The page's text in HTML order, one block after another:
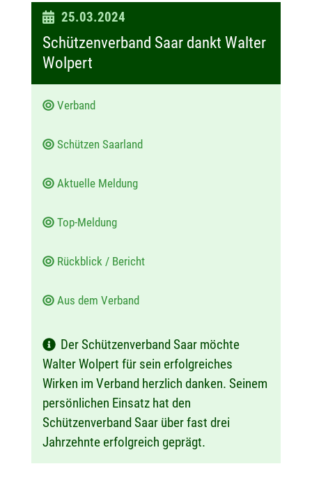
D
a
:
25.03.2024
Schützenverband Saar dankt Walter
Wolpert
Verband
Schützen Saarland
Aktuelle Meldung
Top-Meldung
Rückblick / Bericht
Aus dem Verband
Der Schützenverband Saar möchte
Walter Wolpert für sein erfolgreiches
Wirken im Verband herzlich danken. Seinem
persönlichen Einsatz hat den
Schützenverband Saar über fast drei
Jahrzehnte erfolgreich geprägt.